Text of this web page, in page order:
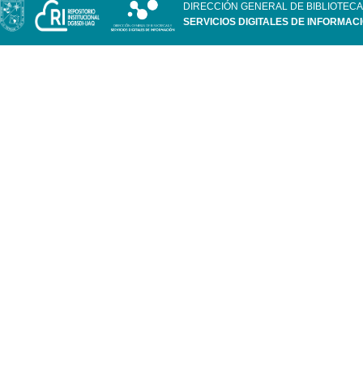
DIRECCIÓN GENERAL DE
SERVICIOS DIGITALES DE